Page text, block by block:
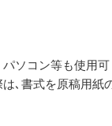
ソコン等も使用可
､書式を原稿用紙